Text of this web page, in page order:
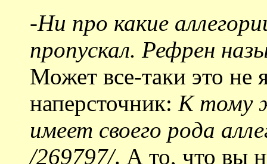
-Ни про какие
пропускал. Рефрен
Может все-таки это не
наперсточник: К тому
имеет своего рода
/269797/. А то, что вы